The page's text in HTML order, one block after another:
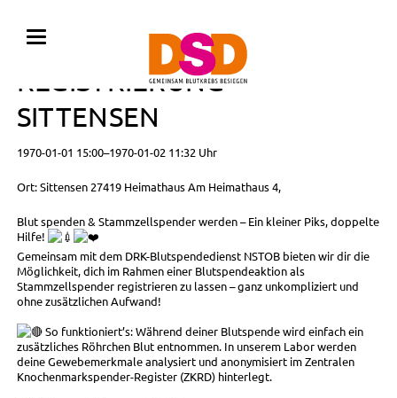
BLUTSPENDE MIT
REGISTRIERUNG •
SITTENSEN
1970-01-01 15:00–1970-01-02 11:32 Uhr
Ort: Sittensen 27419 Heimathaus Am Heimathaus 4,
Blut spenden & Stammzellspender werden – Ein kleiner Piks, doppelte
Hilfe!
Gemeinsam mit dem DRK-Blutspendedienst NSTOB bieten wir dir die
Möglichkeit, dich im Rahmen einer Blutspendeaktion als
Stammzellspender registrieren zu lassen – ganz unkompliziert und
ohne zusätzlichen Aufwand!
So funktioniert’s: Während deiner Blutspende wird einfach ein
zusätzliches Röhrchen Blut entnommen. In unserem Labor werden
deine Gewebemerkmale analysiert und anonymisiert im Zentralen
Knochenmarkspender-Register (ZKRD) hinterlegt.